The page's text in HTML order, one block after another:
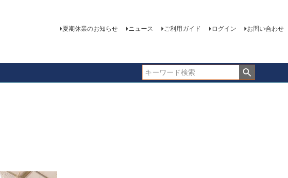
夏期休業のお知らせ ニュース ご利用ガイド ログイン お問い合わせ